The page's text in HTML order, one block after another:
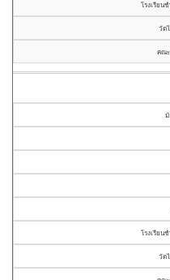
โรงเรียน
วัด
คณะ
โรงเรียน
วัด